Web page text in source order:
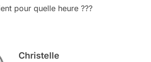
pour quelle heure ???
Christelle